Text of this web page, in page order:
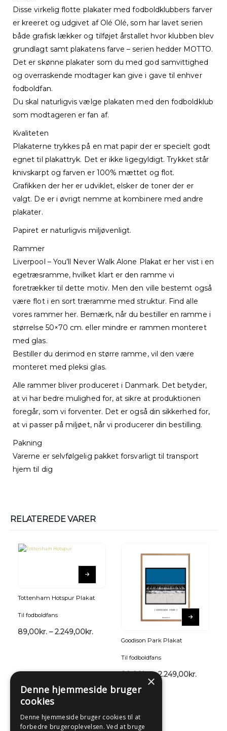
Disse virkelig flotte plakater med fodboldklubbers farver
er kreeret og udgivet af Olé Olé, som har lavet serien
både grafisk lækker og tilføjet årstallet hvor klubben blev
grundlagt samt plakatens farve – serien hedder MOTTO.
Det er skønne plakater som du med god samvittighed
og overraskende modtager kan give i gave til enhver
fodboldfan.
Du skal naturligvis vælge plakaten med den fodboldklub
som modtageren er fan af.
Kvaliteten
Plakaterne trykkes på en mat papir der er specielt godt
egnet til plakattryk. Det er ikke ligegyldigt. Trykket står
knivskarpt og farven er 100% mættet og flot.
Grafikken der her er udviklet, elsker de toner der er
valgt. De er i øvrigt nemme at kombinere med andre
plakater.
Papiret er naturligvis miljøvenligt.
Rammer
Liverpool – You’ll Never Walk Alone Plakat er her vist i en
egetræsramme, hvilket klart er den ramme vi
foretrækker til dette motiv. Men den ville bestemt også
være flot i en sort træramme med struktur. Find alle
vores rammer her. Bemærk, når du bestiller en ramme i
størrelse 50×70 cm. eller mindre er rammen monteret
med glas.
Bestiller du derimod en større ramme, vil den være
monteret med pleksi glas.
Alle rammer bliver produceret i Danmark. Det betyder,
at vi har bedre mulighed for, at sikre at produktionen
foregår, som vi forventer. Det er også din sikkerhed for,
at vi passer på miljøet, når vi producerer din bestilling.
Pakning
Varerne er selvfølgelig pakket forsvarligt til transport
hjem til dig
RELATEREDE VARER
Tottenham Hotspur Plakat
Til fodboldfans
89,00kr. – 2.249,00kr.
Goodison Park Plakat
Til fodboldfans
89,00kr. – 2.249,00kr.
×
Denne hjemmeside bruger
cookies
Denne hjemmeside bruger cookies til at
forbedre brugeroplevelsen. Ved at bruge